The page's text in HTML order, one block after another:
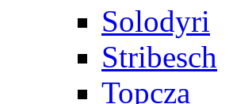
Solodyri
Stribesch
Topcza